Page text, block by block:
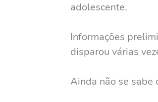
adolescente.
Informações
disparou várias
Ainda não se sabe